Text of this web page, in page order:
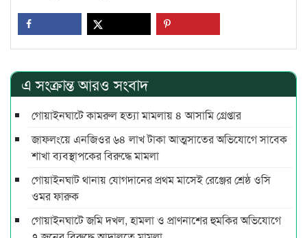
এ সংক্রান্ত আরও সংবাদ
গোয়াইনঘাটে কামরুল হত্যা মামলায় ৪ আসামি গ্রেপ্তার
জাফলংয়ে এনজিওর ৬৪ লাখ টাকা আত্মসাতের অভিযোগে সাবেক
শাখা ব্যবস্থাপকের বিরুদ্ধে মামলা
গোয়াইনঘাট থানায় যোগদানের প্রথম মাসেই রেঞ্জের শ্রেষ্ঠ ওসি
ওমর ফারুক
গোয়াইনঘাটে জমি দখল, হামলা ও প্রাণনাশের হুমকির অভিযোগে